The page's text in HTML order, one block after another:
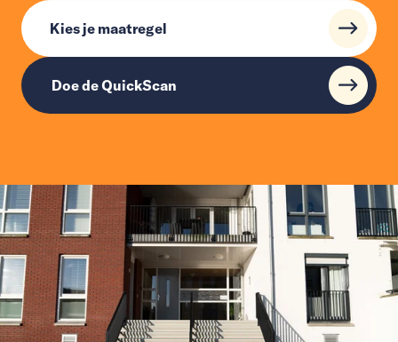
Kies je maatregel
Doe de QuickScan